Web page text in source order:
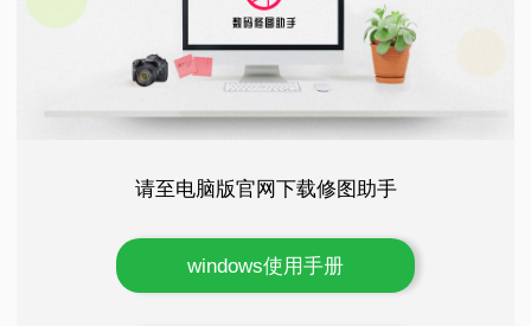
请至电脑版官网下载修图助手
windows使用手册